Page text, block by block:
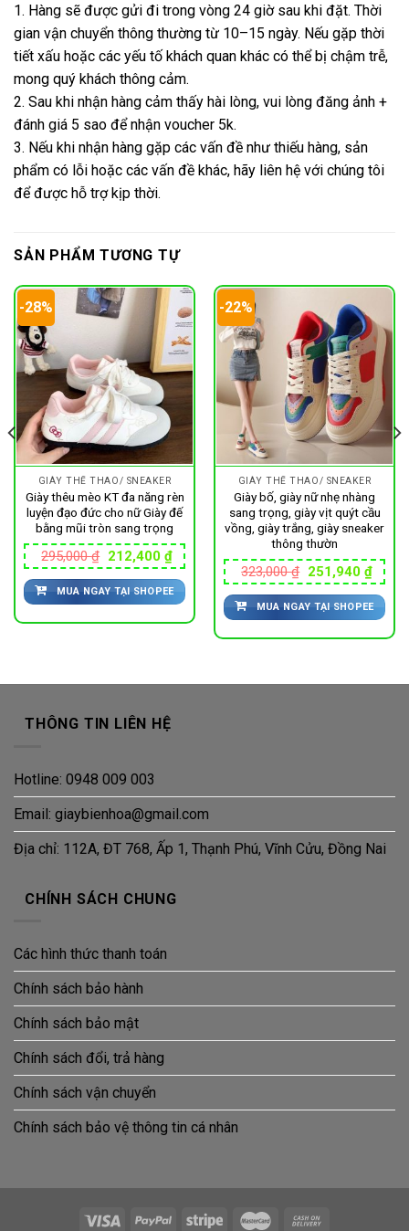
1. Hàng sẽ được gửi đi trong vòng 24 giờ sau khi đặt. Thời
gian vận chuyển thông thường từ 10–15 ngày. Nếu gặp thời
tiết xấu hoặc các yếu tố khách quan khác có thể bị chậm trễ,
mong quý khách thông cảm.
2. Sau khi nhận hàng cảm thấy hài lòng, vui lòng đăng ảnh +
đánh giá 5 sao để nhận voucher 5k.
3. Nếu khi nhận hàng gặp các vấn đề như thiếu hàng, sản
phẩm có lỗi hoặc các vấn đề khác, hãy liên hệ với chúng tôi
để được hỗ trợ kịp thời.
SẢN PHẨM TƯƠNG TỰ
-28%
GIÀY THỂ THAO/ SNEAKER
Giày thêu mèo KT đa năng rèn
luyện đạo đức cho nữ Giày đế
bằng mũi tròn sang trọng
295,000₫ Giá
gốc
là:
295,000 ₫.
212,400 ₫Giá
hiện
tại
là:
212,400 ₫.
MUA NGAY TẠI SHOPEE
-22%
GIÀY THỂ THAO/ SNEAKER
Giày bố, giày nữ nhẹ nhàng
sang trọng, giày vịt quýt cầu
vồng, giày trắng, giày sneaker
thông thườn
323,000₫ Giá
gốc
là:
323,000 ₫.
251,940 ₫Giá
hiện
tại
là:
MUA NGAY TẠI SHOPEE
₫.
THÔNG TIN LIÊN HỆ
Hotline: 0948 009 003
Email: giaybienhoa@gmail.com
Địa chỉ: 112A, ĐT 768, Ấp 1, Thạnh Phú, Vĩnh Cửu, Đồng Nai
CHÍNH SÁCH CHUNG
Các hình thức thanh toán
Chính sách bảo hành
Chính sách bảo mật
Chính sách đổi, trả hàng
Chính sách vận chuyển
Chính sách bảo vệ thông tin cá nhân